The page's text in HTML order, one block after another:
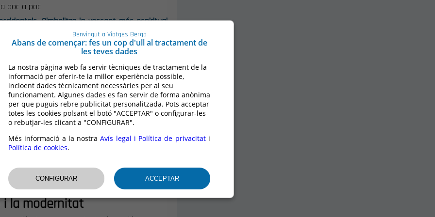
poc a poc
Simbolitza la vessant més espiritual
més terrenal. Allà el contacte amb les
activitats quotidianes. Podem aprendre molt
+
i la modernitat
Benvingut a Viatges Berga
Abans de començar: fes un cop d'ull al tractament de
les teves dades
La nostra pàgina web fa servir tècniques de tractament de la
informació per oferir-te la millor experiència possible,
incloent dades tècnicament necessàries per al seu
funcionament. Algunes dades es fan servir de forma anònima
per que puguis rebre publicitat personalitzada. Pots acceptar
totes les cookies polsant el botó "ACCEPTAR" o configurar-les
o rebutjar-les clicant a "CONFIGURAR".
Més informació a la nostraAvís legal i Política de privacitati
Política de cookies.